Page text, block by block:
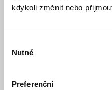
kdykoli změnit nebo
souhlasu
Nutné
Preferenční
www.pmdp.cz